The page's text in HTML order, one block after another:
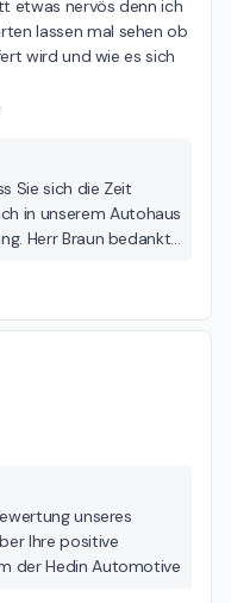
etwas nervös denn ich
lassen mal sehen ob
wird und wie es sich
Sie sich die Zeit
in unserem Autohaus
Herr Braun bedankt
gute Fahrt. Viele
unseres
Ihre positive
der Hedin Automotive